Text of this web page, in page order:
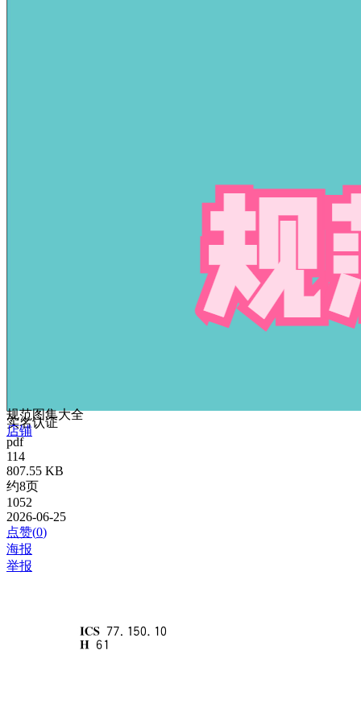
规范图集大全
实名认证
店铺
pdf
114
807.55 KB
约8页
1052
2026-06-25
点赞(0)
海报
举报